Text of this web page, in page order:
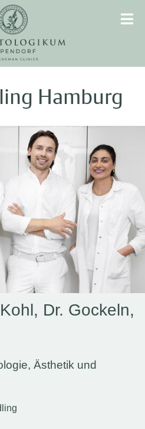
Hamburg
Dr. Gockeln,
Ästhetik und